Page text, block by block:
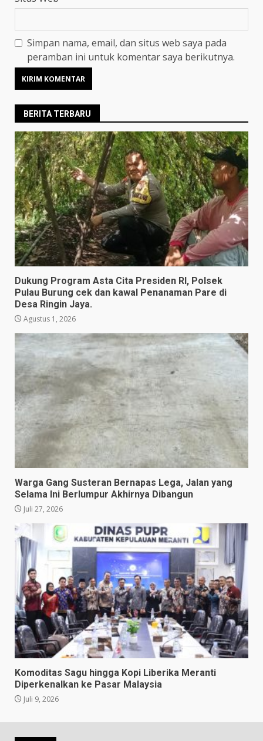
Simpan nama, email, dan situs web saya pada
peramban ini untuk komentar saya berikutnya.
BERITA TERBARU
Dukung Program Asta Cita Presiden RI, Polsek
Pulau Burung cek dan kawal Penanaman Pare di
Desa Ringin Jaya.
Agustus 1, 2026
Warga Gang Susteran Bernapas Lega, Jalan yang
Selama Ini Berlumpur Akhirnya Dibangun
Juli 27, 2026
Komoditas Sagu hingga Kopi Liberika Meranti
Diperkenalkan ke Pasar Malaysia
Juli 9, 2026